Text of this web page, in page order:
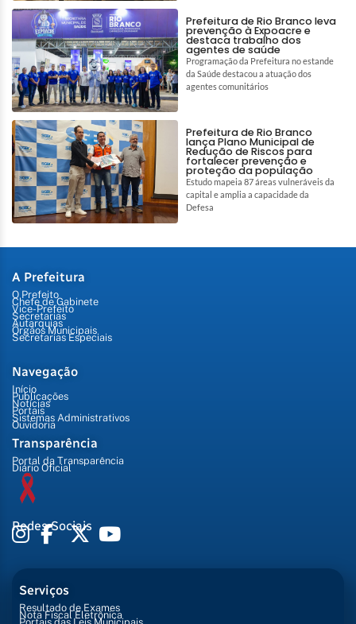
Prefeitura de Rio Branco leva
prevenção à Expoacre e
destaca trabalho dos
agentes de saúde
Programação da Prefeitura no estande
da Saúde destacou a atuação dos
agentes comunitários
Prefeitura de Rio Branco
lança Plano Municipal de
Redução de Riscos para
fortalecer prevenção e
proteção da população
Estudo mapeia 87 áreas vulneráveis da
capital e amplia a capacidade da
Defesa
A Prefeitura
O Prefeito
Chefe de Gabinete
Vice-Prefeito
Secretarias
Autarquias
Órgãos Municipais
Secretarias Especiais
Navegação
Início
Publicações
Notícias
Portais
Sistemas Administrativos
Ouvidoria
Transparência
Portal da Transparência
Diário Oficial
Redes Sociais
Serviços
Resultado de Exames
Nota Fiscal Eletrônica